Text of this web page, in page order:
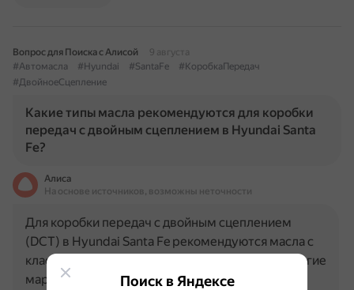
Вопрос для Поиска с Алисой
9 августа
#Автомасла
#Hyundai #SantaFe
#КоробкаПередач
#ДвойноеСцепление
Какие типы масла рекомендуются для коробки
передач с двойным сцеплением в Hyundai Santa
Fe?
Алиса
На основе источников, возможны неточности
Для коробки передач с двойным сцеплением
(DCT) в Hyundai Santa Fe рекомендуются масла с
классификацией API — GL-4, SAE — 70W или другие
марки, одобренные компанией Hyundai Motor
Поиск в Яндексе